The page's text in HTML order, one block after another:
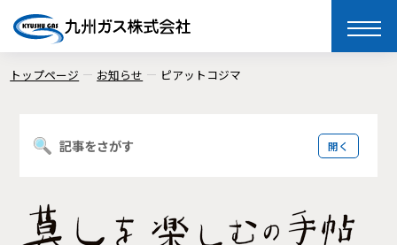
toggle
トップページ お知らせ ピアットコジマ
記事をさがす